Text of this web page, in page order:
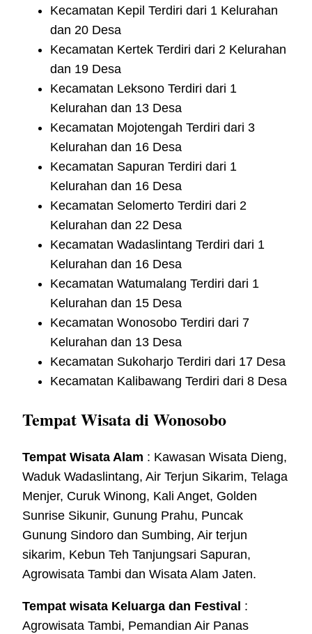
Kecamatan Kepil Terdiri dari 1 Kelurahan
dan 20 Desa
Kecamatan Kertek Terdiri dari 2 Kelurahan
dan 19 Desa
Kecamatan Leksono Terdiri dari 1
Kelurahan dan 13 Desa
Kecamatan Mojotengah Terdiri dari 3
Kelurahan dan 16 Desa
Kecamatan Sapuran Terdiri dari 1
Kelurahan dan 16 Desa
Kecamatan Selomerto Terdiri dari 2
Kelurahan dan 22 Desa
Kecamatan Wadaslintang Terdiri dari 1
Kelurahan dan 16 Desa
Kecamatan Watumalang Terdiri dari 1
Kelurahan dan 15 Desa
Kecamatan Wonosobo Terdiri dari 7
Kelurahan dan 13 Desa
Kecamatan Sukoharjo Terdiri dari 17 Desa
Kecamatan Kalibawang Terdiri dari 8 Desa
Tempat Wisata di Wonosobo
Tempat Wisata Alam : Kawasan Wisata Dieng,
Waduk Wadaslintang, Air Terjun Sikarim, Telaga
Menjer, Curuk Winong, Kali Anget, Golden
Sunrise Sikunir, Gunung Prahu, Puncak
Gunung Sindoro dan Sumbing, Air terjun
sikarim, Kebun Teh Tanjungsari Sapuran,
Agrowisata Tambi dan Wisata Alam Jaten.
Tempat wisata Keluarga dan Festival :
Agrowisata Tambi, Pemandian Air Panas